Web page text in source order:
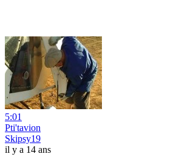
5:01
Pti'tavion
Skipsy19
il y a 14 ans